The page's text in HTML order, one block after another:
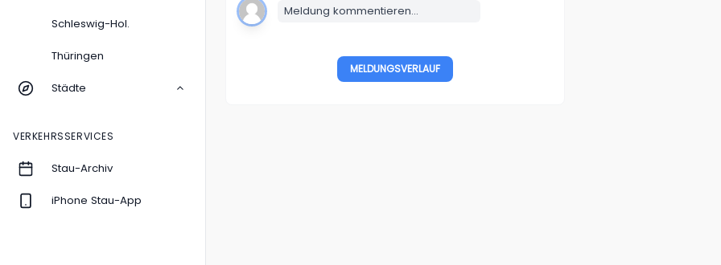
Schleswig-Hol.
Thüringen
Städte
VERKEHRSSERVICES
Stau-Archiv
iPhone Stau-App
Meldung kommentieren...
MELDUNGSVERLAUF